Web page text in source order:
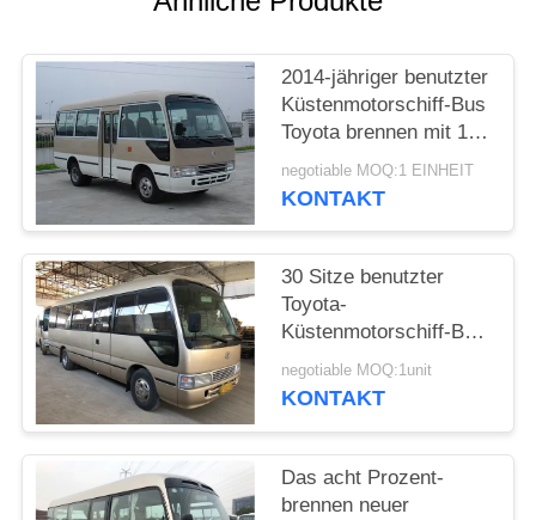
2014-jähriger benutzter
Küstenmotorschiff-Bus
Toyota brennen mit 17
Sitz-ISO-
Bescheinigung ein
negotiable MOQ:1 EINHEIT
KONTAKT
30 Sitze benutzter
Toyota-
Küstenmotorschiff-Bus
Hiace-Bus mit
Dieselmotor
negotiable MOQ:1unit
KONTAKT
Das acht Prozent-
brennen neuer